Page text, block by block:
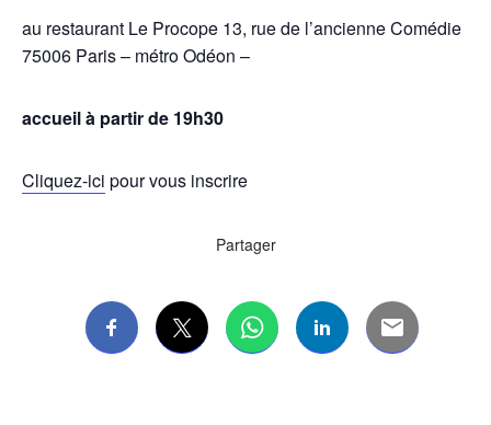
au restaurant Le Procope 13, rue de l’ancienne Comédie
75006 Paris – métro Odéon –
accueil à partir de 19h30
Cliquez-ici pour vous inscrire
Partager